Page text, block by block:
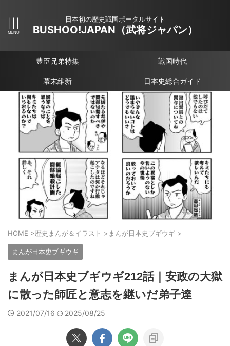
日本初の歴史戦国ポータルサイト
BUSHOO!JAPAN（武将ジャパン）
豊臣兄弟特集 戦国時代
幕末維新 日本史総合ガイド
HOME >歴史まんが＆イラスト > まんが日本史ブギウギ >
まんが日本史ブギウギ
まんが日本史ブギウギ212話｜安政の大獄
に散った師匠と意志を継いだ弟子達
2021/07/16 2025/08/25